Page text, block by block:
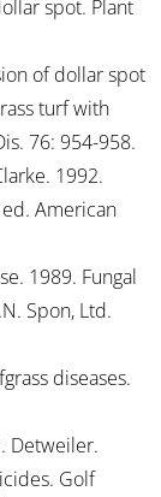
spot. Plant
of dollar spot
turf with
76: 954-958.
1992.
American
1989. Fungal
Spon, Ltd.
diseases.
Detweiler.
Golf